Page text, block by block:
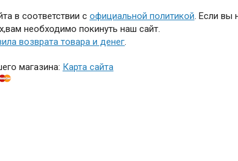
в соответствии с официальной политикой. Если вы
необходимо покинуть наш сайт.
возврата товара и денег.
магазина: Карта сайта